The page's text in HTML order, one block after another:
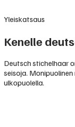
Yleiskatsaus
Kenelle
Deutsch stichelhaar
seisoja.
ulkopuolella.